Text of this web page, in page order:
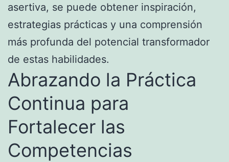
asertiva, se puede obtener inspiración,
estrategias prácticas y una comprensión
más profunda del potencial transformador
de estas habilidades.
Abrazando la Práctica
Continua para
Fortalecer las
Competencias